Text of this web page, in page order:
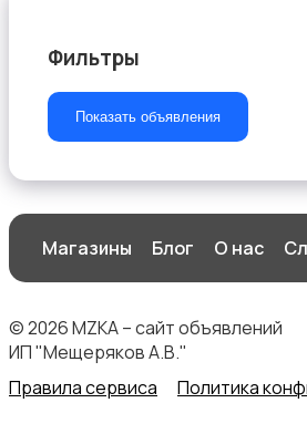
Бинокли и оптические приборы
Фильтры
Показать объявления
Магазины Блог О нас
© 2026 MZKA – сайт объявлений
ИП "Мещеряков А.В."
Правила сервиса
Политика